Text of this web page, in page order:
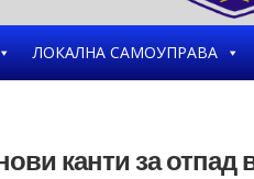
ЛОКАЛНА САМОУПРАВА
канти за